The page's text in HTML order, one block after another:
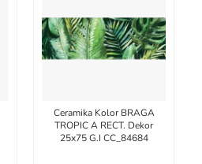
Ceramika Kolor BRAGA
TROPIC A RECT. Dekor
25x75 G.I CC_84684